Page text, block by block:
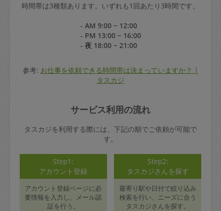
時間帯は3種類あります。いずれも1回あたり3時間です。
- AM 9:00 ~ 12:00
- PM 13:00 ~ 16:00
- 夜 18:00 ~ 21:00
参考: お仕事を依頼できる時間帯は決まっていますか？ |
タスカジ
サービス利用の流れ
タスカジを利用する際には、下記の順でご依頼が可能で
す。
Step1:
アカウント登録
アカウント登録ページに必
要情報を入力し、メール認
証を行う。
Step2:
タスカジさんを探す
最寄り駅や日付で絞り込み
検索を行い、ニーズに合う
タスカジさんを探す。